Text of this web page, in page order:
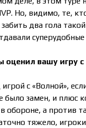
Но, видимо, те,
два гола
оценил вашу игру
с «Волной»,
было замен, и плюс
в обороне, а против
тяжело,